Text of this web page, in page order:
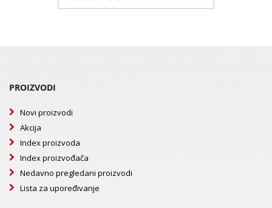
PROIZVODI
Novi proizvodi
Akcija
Index proizvoda
Index proizvođača
Nedavno pregledani proizvodi
Lista za upoređivanje